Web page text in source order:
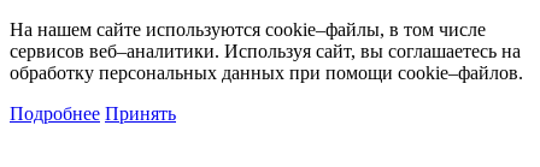
На нашем сайте используются cookie–файлы, в том числе
сервисов веб–аналитики. Используя сайт, вы соглашаетесь на
обработку персональных данных при помощи cookie–файлов.
Подробнее Принять